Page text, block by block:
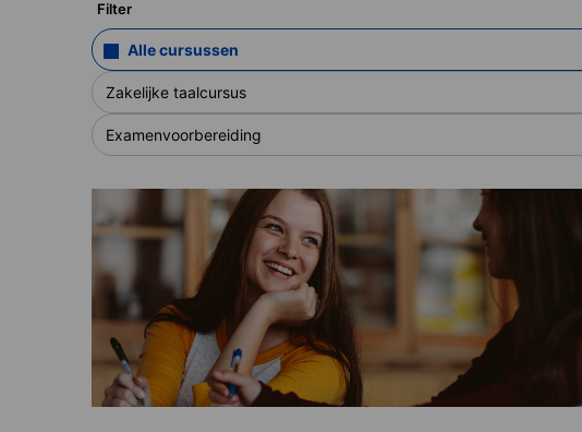
Filter
Alle cursussen
Zakelijke taalcursus
Examenvoorbereiding